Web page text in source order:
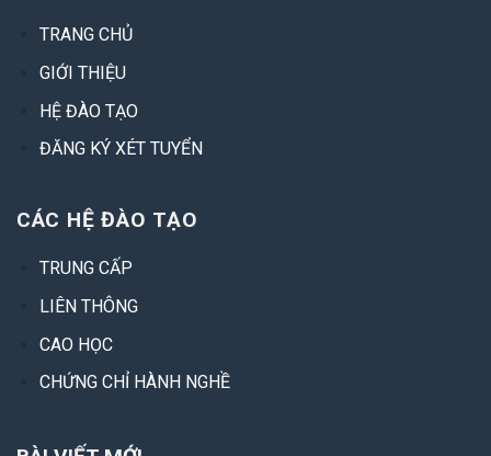
TRANG CHỦ
GIỚI THIỆU
HỆ ĐÀO TẠO
ĐĂNG KÝ XÉT TUYỂN
CÁC HỆ ĐÀO TẠO
TRUNG CẤP
LIÊN THÔNG
CAO HỌC
CHỨNG CHỈ HÀNH NGHỀ